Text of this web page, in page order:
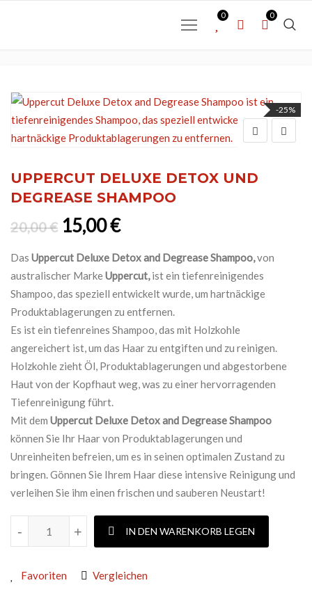
0 0
-25%
UPPERCUT DELUXE DETOX UND
DEGREASE SHAMPOO
20,00€ Ursprünglicher Preis war:
15,00€Aktueller Preis ist:
Das Uppercut Deluxe Detox and Degrease Shampoo,von
australischer MarkeUppercut,ist ein tiefenreinigendes
Shampoo, das speziell entwickelt wurde, um hartnäckige
Produktablagerungen zu entfernen.
Es ist ein tiefenreines Shampoo, das mit Holzkohle
angereichert ist, um das Haar zu entgiften und zu reinigen.
Holzkohle zieht Öl, Produktablagerungen und abgestorbene
Haut von der Kopfhaut weg, was zu einer hervorragenden
Tiefenreinigung führt.
Mit dem Uppercut Deluxe Detox and Degrease Shampoo
können Sie Ihr Haar von Produktablagerungen und
Unreinheiten befreien, um es in seinen optimalen Zustand zu
bringen. Gönnen Sie Ihrem Haar diese intensive Reinigung und
verleihen Sie ihm einen frischen und sauberen Neustart!
UPPERCUT DELUXE DETOX UND DEGREASE SHAMPOO
+
- IN DEN WARENKORB LEGEN
Favoriten Vergleichen